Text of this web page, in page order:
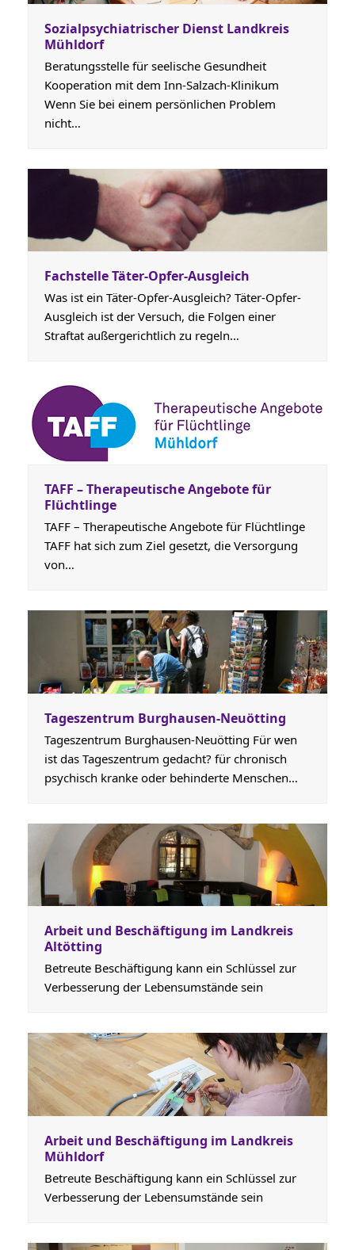
Sozialpsychiatrischer Dienst Landkreis
Mühldorf
Beratungsstelle für seelische Gesundheit
Kooperation mit dem Inn-Salzach-Klinikum
Wenn Sie bei einem persönlichen Problem
nicht…
Fachstelle Täter-Opfer-Ausgleich
Was ist ein Täter-Opfer-Ausgleich? Täter-Opfer-
Ausgleich ist der Versuch, die Folgen einer
Straftat außergerichtlich zu regeln…
TAFF – Therapeutische Angebote für
Flüchtlinge
TAFF – Therapeutische Angebote für Flüchtlinge
TAFF hat sich zum Ziel gesetzt, die Versorgung
von…
Tageszentrum Burghausen-Neuötting
Tageszentrum Burghausen-Neuötting Für wen
ist das Tageszentrum gedacht? für chronisch
psychisch kranke oder behinderte Menschen…
Arbeit und Beschäftigung im Landkreis
Altötting
Betreute Beschäftigung kann ein Schlüssel zur
Verbesserung der Lebensumstände sein
Arbeit und Beschäftigung im Landkreis
Mühldorf
Betreute Beschäftigung kann ein Schlüssel zur
Verbesserung der Lebensumstände sein